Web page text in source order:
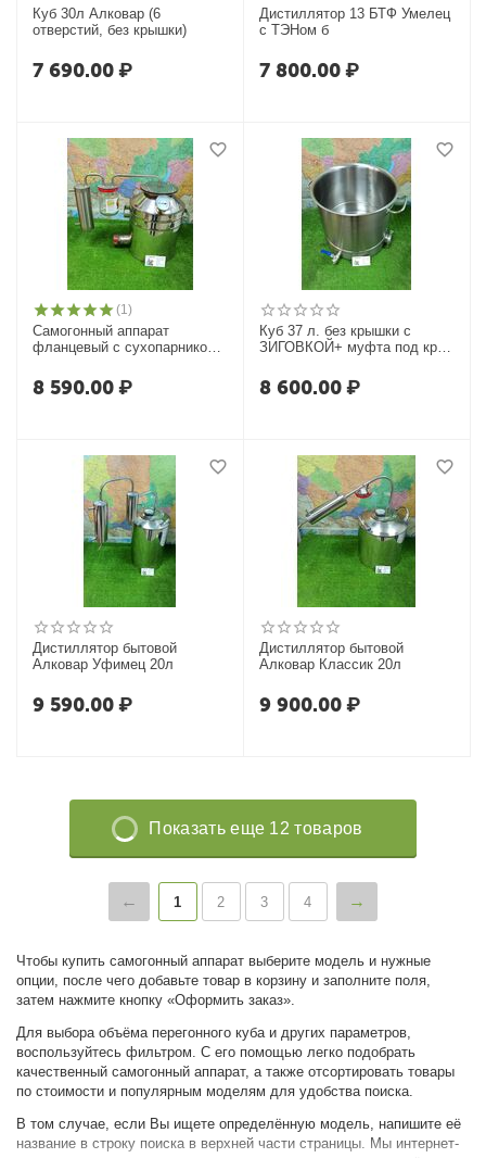
Чтобы купить самогонный аппарат выберите модель и нужные
опции, после чего добавьте товар в корзину и заполните поля,
затем нажмите кнопку «Оформить заказ».
Для выбора объёма перегонного куба и других параметров,
воспользуйтесь фильтром. С его помощью легко подобрать
качественный самогонный аппарат, а также отсортировать товары
по стоимости и популярным моделям для удобства поиска.
В том случае, если Вы ищете определённую модель, напишите её
название в строку поиска в верхней части страницы. Мы интернет-
Куб 30л Алковар (6
отверстий, без крышки)
7 690.00₽
Дистиллятор 13 БТФ Умелец
с ТЭНом б
7 800.00₽
(1)
Самогонный аппарат
фланцевый c сухопарником,
8 590.00₽
Куб 37 л. без крышки с
ЗИГОВКОЙ+ муфта под кран
8 600.00₽
Дистиллятор бытовой
Алковар Уфимец 20л
9 590.00₽
Дистиллятор бытовой
Алковар Классик 20л
9 900.00₽
Показать еще 12 товаров
1 2 3 4